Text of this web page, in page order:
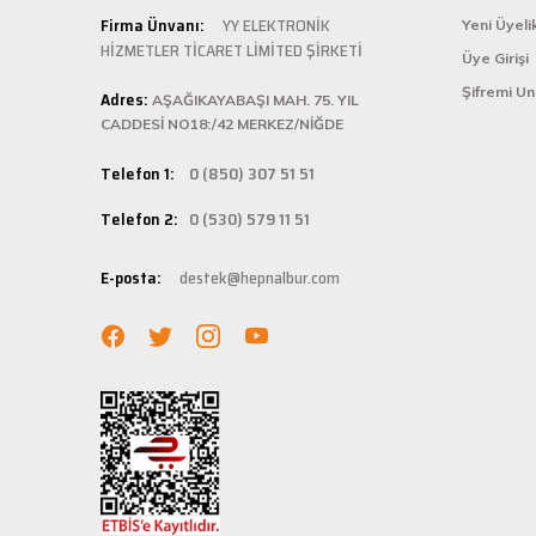
ü... ş... | 22/01/2025
Deneyimini Paylaş
Kolay
istediğiniz
bilgilere
Hızlı
adresinize
Firma Ünvanı:
YY ELEKTRONİK
HİZMETLER TİCARET LİMİTED ŞİRKETİ
Adres: AŞAĞIKAYABAŞI MAH. 75. YIL
CADDESİ NO18:/42 MERKEZ/NİĞDE
Telefon 1: 0 (850) 307 51 51
Telefon 2: 0 (530) 579 11 51
E-posta: destek@hepnalbur.com
Yeni
Üye Girişi
Şifremi